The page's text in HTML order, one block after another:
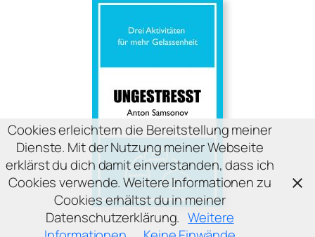
Cookies erleichtern die Bereitstellung meiner
Dienste. Mit der Nutzung meiner Webseite
erklärst du dich damit einverstanden, dass ich
Cookies verwende. Weitere Informationen zu
Cookies erhältst du in meiner
Datenschutzerklärung. Weitere